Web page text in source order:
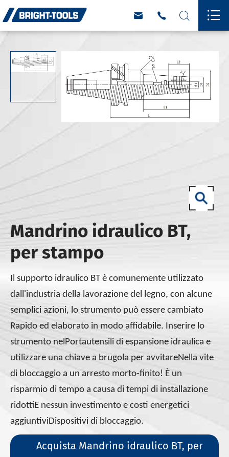
   
Mandrino idraulico BT,
per stampo
Il supporto idraulico BT è comunemente utilizzato
dall'industria della lavorazione del legno, con alcune
semplici azioni, lo strumento può essere cambiato
Rapido ed elaborato in modo affidabile. Inserire lo
strumento nelPortautensili di espansione idraulica e
utilizzare una chiave a brugola per avvitareNella vite
di bloccaggio a un arresto morto-finito! È un
risparmio di tempo a causa di tempi di installazione
ridottiE nessun investimento e costi energetici
aggiuntiviDispositivi di bloccaggio.
Acquista Mandrino idraulico BT, per